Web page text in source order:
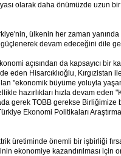
olarak daha önümüzde uzun
ülkenin her zaman
devam edeceğini dile
açısından da kapsayıcı bir
eden Hisarcıklıoğlu, Kırgızistan
"ekonomik büyüme yoluyla
hazırlıkları hızla devam eden
gerek TOBB gerekse Birliğimize
Ekonomi Politikaları
üretiminde önemli bir işbirliği
ekonomiye kazandırılması